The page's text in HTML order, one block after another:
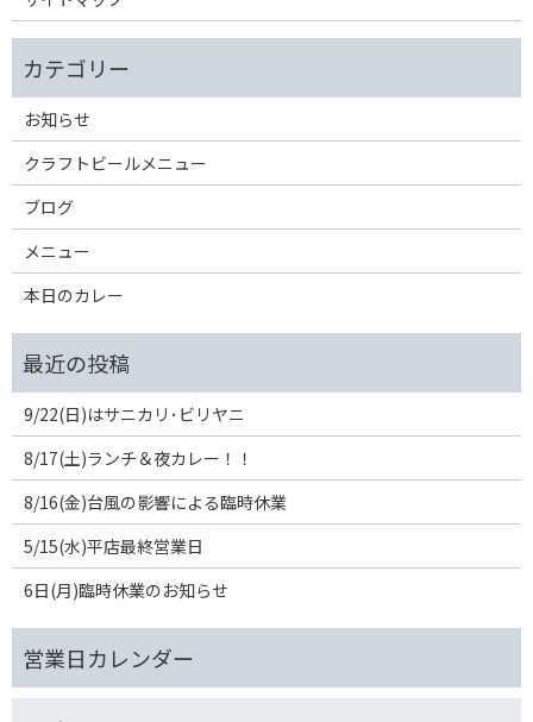
お知らせ
クラフトビールメニュー
ブログ
メニュー
本日のカレー
9/22(日)はサニカリ･ビリヤニ
8/17(土)ランチ＆夜カレー！！
8/16(金)台風の影響による臨時休業
5/15(水)平店最終営業日
6日(月)臨時休業のお知らせ